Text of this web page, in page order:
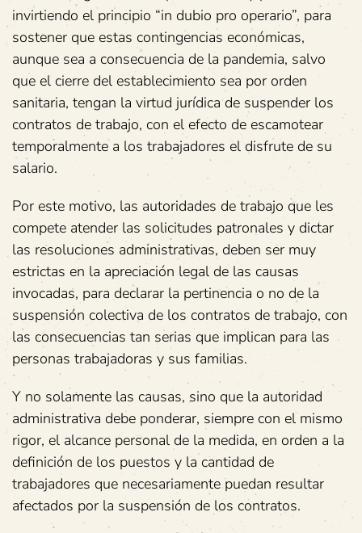
invirtiendo el principio “in dubio pro operario”, para
sostener que estas contingencias económicas,
aunque sea a consecuencia de la pandemia, salvo
que el cierre del establecimiento sea por orden
sanitaria, tengan la virtud jurídica de suspender los
contratos de trabajo, con el efecto de escamotear
temporalmente a los trabajadores el disfrute de su
salario.
Por este motivo, las autoridades de trabajo que les
compete atender las solicitudes patronales y dictar
las resoluciones administrativas, deben ser muy
estrictas en la apreciación legal de las causas
invocadas, para declarar la pertinencia o no de la
suspensión colectiva de los contratos de trabajo, con
las consecuencias tan serias que implican para las
personas trabajadoras y sus familias.
Y no solamente las causas, sino que la autoridad
administrativa debe ponderar, siempre con el mismo
rigor, el alcance personal de la medida, en orden a la
definición de los puestos y la cantidad de
trabajadores que necesariamente puedan resultar
afectados por la suspensión de los contratos.